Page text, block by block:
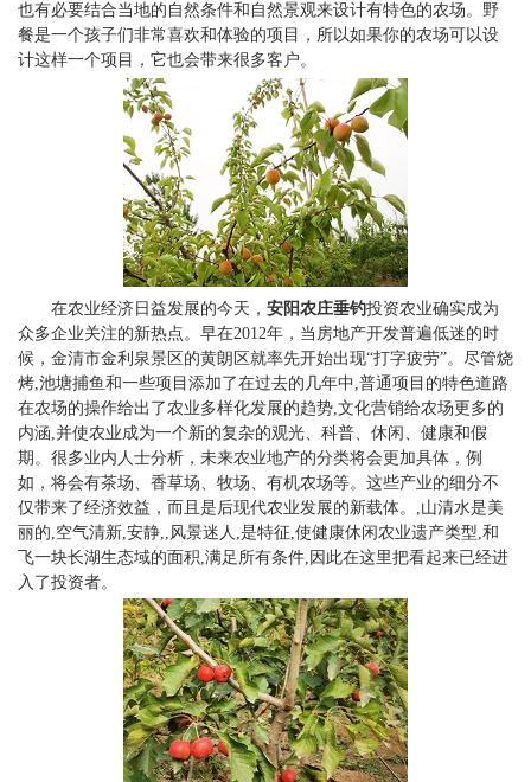
也有必要结合当地的自然条件和自然景观来设计有特色的农场。野
餐是一个孩子们非常喜欢和体验的项目，所以如果你的农场可以设
计这样一个项目，它也会带来很多客户。
在农业经济日益发展的今天， 安阳农庄垂钓投资农业确实成为
众多企业关注的新热点。早在2012年，当房地产开发普遍低迷的时
候，金清市金利泉景区的黄朗区就率先开始出现“打字疲劳”。尽管烧
烤,池塘捕鱼和一些项目添加了在过去的几年中,普通项目的特色道路
在农场的操作给出了农业多样化发展的趋势,文化营销给农场更多的
内涵,并使农业成为一个新的复杂的观光、科普、休闲、健康和假
期。很多业内人士分析，未来农业地产的分类将会更加具体，例
如，将会有茶场、香草场、牧场、有机农场等。这些产业的细分不
仅带来了经济效益，而且是后现代农业发展的新载体。,山清水是美
丽的,空气清新,安静,,风景迷人,是特征,使健康休闲农业遗产类型,和
飞一块长湖生态域的面积,满足所有条件,因此在这里把看起来已经进
入了投资者。